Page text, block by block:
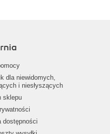
dla niewidomych,
i niesłyszących
sklepu
dostępności